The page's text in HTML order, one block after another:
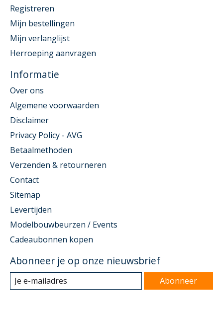
Registreren
Mijn bestellingen
Mijn verlanglijst
Herroeping aanvragen
Informatie
Over ons
Algemene voorwaarden
Disclaimer
Privacy Policy - AVG
Betaalmethoden
Verzenden & retourneren
Contact
Sitemap
Levertijden
Modelbouwbeurzen / Events
Cadeaubonnen kopen
Abonneer je op onze nieuwsbrief
Abonneer